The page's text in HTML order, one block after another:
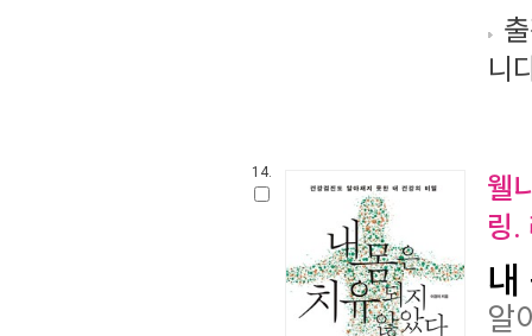
니
14.
웰
링.
내
알